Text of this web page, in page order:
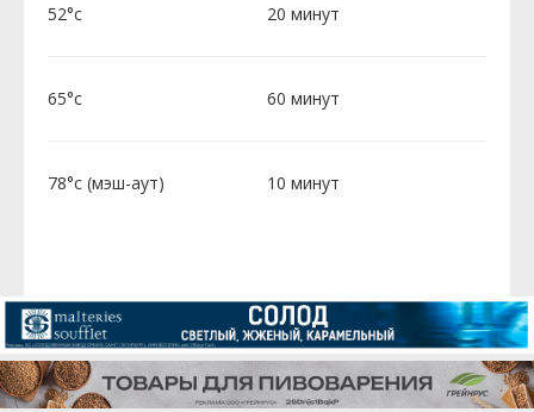
52°c 20 минут
65°c 60 минут
78°c (мэш-аут) 10 минут